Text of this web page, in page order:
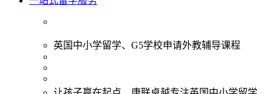
英国中小学留学、G5学校申请外教辅导课程